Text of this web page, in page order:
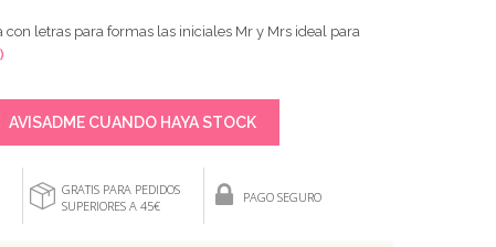
con letras para formas las iniciales Mr y Mrs ideal para
AVISADME CUANDO HAYA STOCK
GRATIS PARA PEDIDOS
SUPERIORES A 45€
PAGO SEGURO